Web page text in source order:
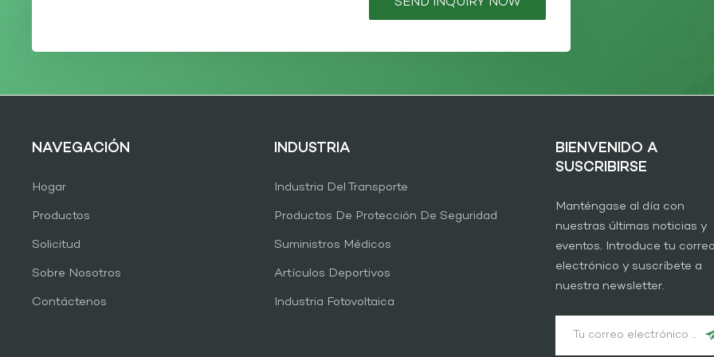
NAVEGACIÓN
Hogar
Productos
Solicitud
Sobre Nosotros
Contáctenos
INDUSTRIA
Industria Del Transporte
Productos De Protección De Seguridad
Suministros Médicos
Artículos Deportivos
Industria Fotovoltaica
BIENVENIDO A
SUSCRIBIRSE
Manténgase al día con
nuestras últimas noticias y
eventos. Introduce tu
electrónico y suscríbete a
nuestra newsletter.